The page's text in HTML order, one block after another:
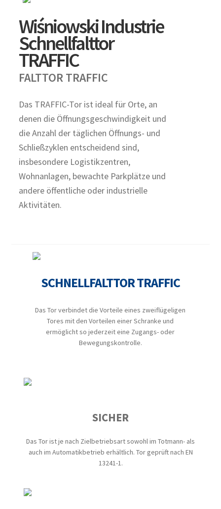
Wiśniowski Industrie
Schnellfalttor
TRAFFIC
FALTTOR TRAFFIC
Das TRAFFIC-Tor ist ideal für Orte, an
denen die Öffnungsgeschwindigkeit und
die Anzahl der täglichen Öffnungs- und
Schließzyklen entscheidend sind,
insbesondere Logistikzentren,
Wohnanlagen, bewachte Parkplätze und
andere öffentliche oder industrielle
Aktivitäten.
SCHNELLFALTTOR TRAFFIC
Das Tor verbindet die Vorteile eines zweiflügeligen
Tores mit den Vorteilen einer Schranke und
ermöglicht so jederzeit eine Zugangs- oder
Bewegungskontrolle.
SICHER
Das Tor ist je nach Zielbetriebsart sowohl im Totmann- als
auch im Automatikbetrieb erhältlich. Tor geprüft nach EN
13241-1.